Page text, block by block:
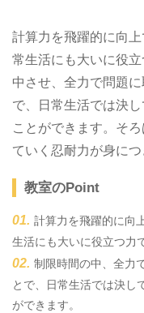
計算力を飛躍的に向
常生活にも大いに役
中させ、全力で問題
で、日常生活では決
ことができます。そ
ていく忍耐力が身につ
教室のPoint
計算力を飛躍的に向
生活にも大いに役立つ力
制限時間の中、全力
とで、日常生活では決し
ができます。